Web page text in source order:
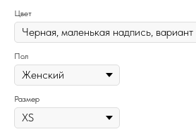
Цвет
Пол
Размер